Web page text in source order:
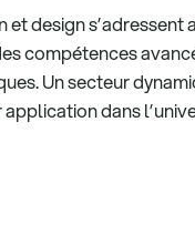
design s’adressent
compétences
Un secteur
dans